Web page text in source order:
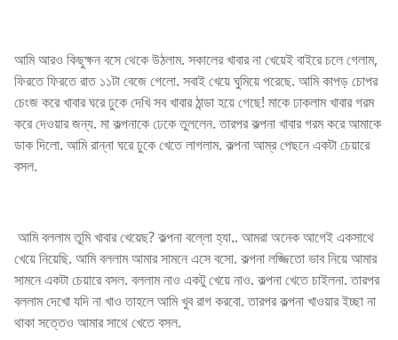
আমি আরও কিছুক্ষন বসে থেকে উঠলাম. সকালের খাবার না খেয়েই বাইরে চলে গেলাম,
ফিরতে ফিরতে রাত ১১টা বেজে গেলো. সবাই খেয়ে ঘুমিয়ে পরেছে. আমি কাপড় চোপর
চেংজ করে খাবার ঘরে ঢুকে দেখি সব খাবার ঠান্ডা হয়ে গেছে! মাকে ঢাকলাম খাবার গরম
করে দেওয়ার জন্য. মা কল্পনাকে ঢেকে তুললেন. তারপর কল্পনা খাবার গরম করে আমাকে
ডাক দিলো. আমি রান্না ঘরে ঢুকে খেতে লাগলাম. কল্পনা আম্‌র পেছনে একটা চেয়ারে
বসল.
আমি বললাম তুমি খাবার খেয়েছ? কল্পনা বল্লো হ্যা.. আমরা অনেক আগেই একসাথে
খেয়ে নিয়েছি. আমি বললাম আমার সামনে এসে বসো. কল্পনা লজ্জিতো ভাব নিয়ে আমার
সামনে একটা চেয়ারে বসল. বললাম নাও একটু খেয়ে নাও. কল্পনা খেতে চাইলনা. তারপর
বললাম দেখো যদি না খাও তাহলে আমি খুব রাগ করবো. তারপর কল্পনা খাওয়ার ইচ্ছা না
থাকা সত্তেও আমার সাথে খেতে বসল.